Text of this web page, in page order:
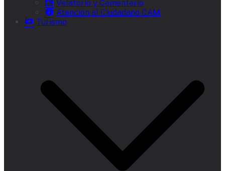
Velatorio y Cementerio
Atención al Ciudadano CAM
Turismo